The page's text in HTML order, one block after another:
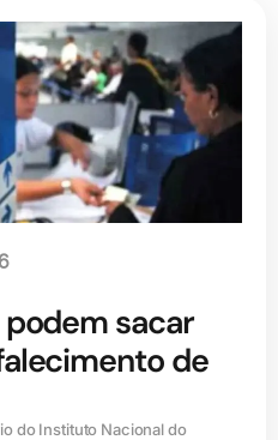
podem sacar
de
do Instituto Nacional do